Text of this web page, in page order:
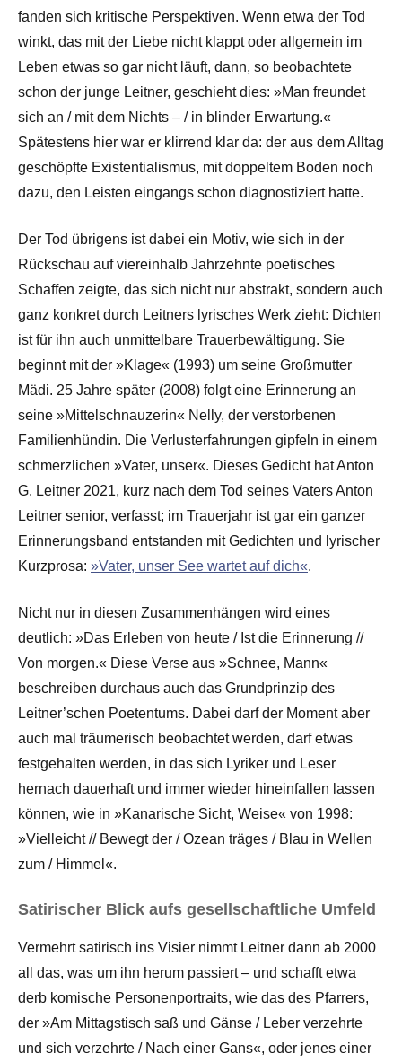
fanden sich kritische Perspektiven. Wenn etwa der Tod
winkt, das mit der Liebe nicht klappt oder allgemein im
Leben etwas so gar nicht läuft, dann, so beobachtete
schon der junge Leitner, geschieht dies: »Man freundet
sich an / mit dem Nichts – / in blinder Erwartung.«
Spätestens hier war er klirrend klar da: der aus dem Alltag
geschöpfte Existentialismus, mit doppeltem Boden noch
dazu, den Leisten eingangs schon diagnostiziert hatte.
Der Tod übrigens ist dabei ein Motiv, wie sich in der
Rückschau auf viereinhalb Jahrzehnte poetisches
Schaffen zeigte, das sich nicht nur abstrakt, sondern auch
ganz konkret durch Leitners lyrisches Werk zieht: Dichten
ist für ihn auch unmittelbare Trauerbewältigung. Sie
beginnt mit der »Klage« (1993) um seine Großmutter
Mädi. 25 Jahre später (2008) folgt eine Erinnerung an
seine »Mittelschnauzerin« Nelly, der verstorbenen
Familienhündin. Die Verlusterfahrungen gipfeln in einem
schmerzlichen »Vater, unser«. Dieses Gedicht hat Anton
G. Leitner 2021, kurz nach dem Tod seines Vaters Anton
Leitner senior, verfasst; im Trauerjahr ist gar ein ganzer
Erinnerungsband entstanden mit Gedichten und lyrischer
Kurzprosa: »Vater, unser See wartet auf dich«.
Nicht nur in diesen Zusammenhängen wird eines
deutlich: »Das Erleben von heute / Ist die Erinnerung //
Von morgen.« Diese Verse aus »Schnee, Mann«
beschreiben durchaus auch das Grundprinzip des
Leitner’schen Poetentums. Dabei darf der Moment aber
auch mal träumerisch beobachtet werden, darf etwas
festgehalten werden, in das sich Lyriker und Leser
hernach dauerhaft und immer wieder hineinfallen lassen
können, wie in »Kanarische Sicht, Weise« von 1998:
»Vielleicht // Bewegt der / Ozean träges / Blau in Wellen
zum / Himmel«.
Satirischer Blick aufs gesellschaftliche Umfeld
Vermehrt satirisch ins Visier nimmt Leitner dann ab 2000
all das, was um ihn herum passiert – und schafft etwa
derb komische Personenportraits, wie das des Pfarrers,
der »Am Mittagstisch saß und Gänse / Leber verzehrte
und sich verzehrte / Nach einer Gans«, oder jenes einer